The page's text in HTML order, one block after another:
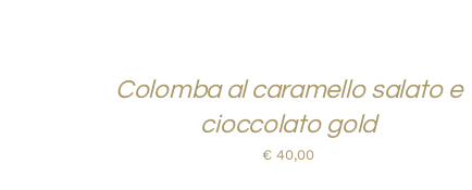
Colomba al caramello salato e
cioccolato gold
€ 40,00